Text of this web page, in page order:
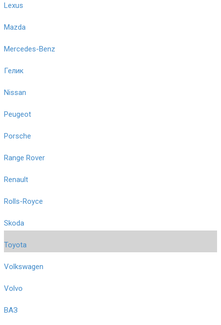
Lexus
Mazda
Mercedes-Benz
Гелик
Nissan
Peugeot
Porsche
Range Rover
Renault
Rolls-Royce
Skoda
Toyota
Volkswagen
Volvo
ВАЗ